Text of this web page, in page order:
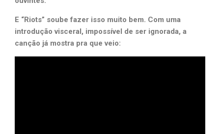
E “Riots” soube fazer isso muito bem. Com uma
introdução visceral, impossível de ser ignorada, a
canção já mostra pra que veio: